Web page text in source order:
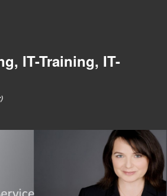
IT-Training, IT-